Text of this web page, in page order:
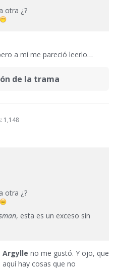
otra ¿?
a mí me pareció leerlo…
de la trama
1,148
otra ¿?
, esta es un exceso sin
Argylle no me gustó. Y ojo, que
hay cosas que no